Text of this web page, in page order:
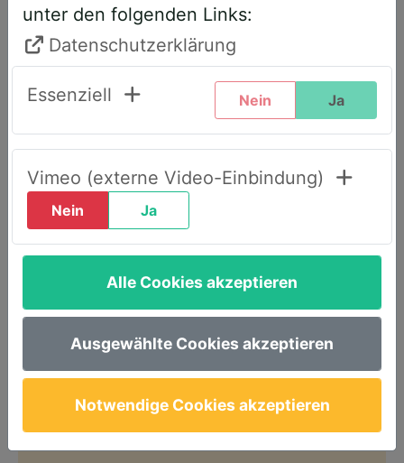
wenn Sie diesen Text zum ersten Mal
sehen, um weiterhin vollen Zugriff zu
haben:
Klicken Sie oben rechts auf den Reiter
„LOGIN AWS+“.
Geben Sie dort Ihre E-Mail-Adresse
ein.
Wählen Sie die Option „Passwort
vergessen“.
Sie erhalten umgehend eine E-Mail mit
einem Link, um ein neues Passwort
festzulegen.
Anschließend steht Ihnen Ihr Account
wie gewohnt – nun im neuen Design –
wieder zur Verfügung.
unter den folgenden Links:
Datenschutzerklärung
Essenziell Nein Ja
Vimeo (externe Video-Einbindung)
Nein Ja
Alle Cookies akzeptieren
Ausgewählte Cookies akzeptieren
Notwendige Cookies akzeptieren